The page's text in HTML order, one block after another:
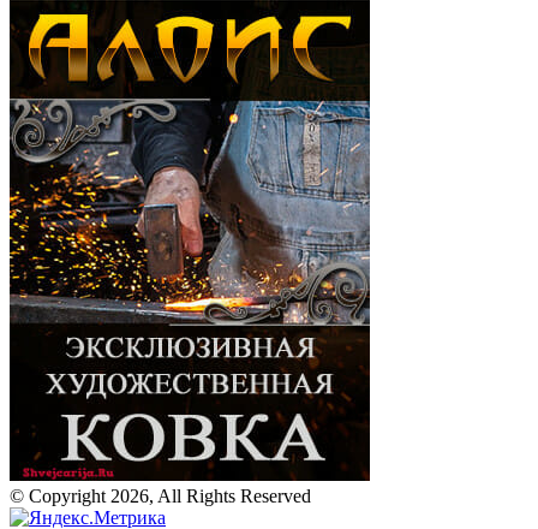
© Copyright 2026, All Rights Reserved